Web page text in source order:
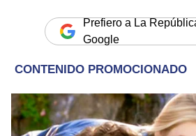
Prefiero a La
Google